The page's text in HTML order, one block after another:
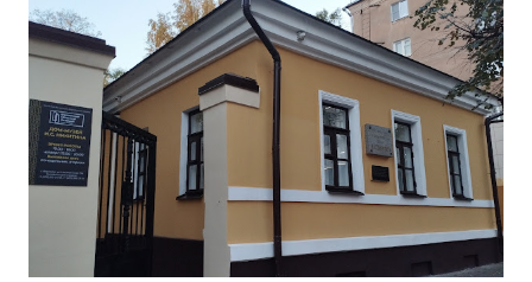
дней Замысел создания летней резиденции для
императрицы Екатерины Великой был поручен великому
русскому архитектору Василию Баженову. Он предложил
уникальный для России архитектурный стиль —
псевдоготику, которая также известна как «русская готика».
Этот стиль легко узнаваем по сочетанию красного кирпича
и белокаменных деталей. Характерные черты этого стиля
— стрельчатые арки, изящные башенки и ажурные